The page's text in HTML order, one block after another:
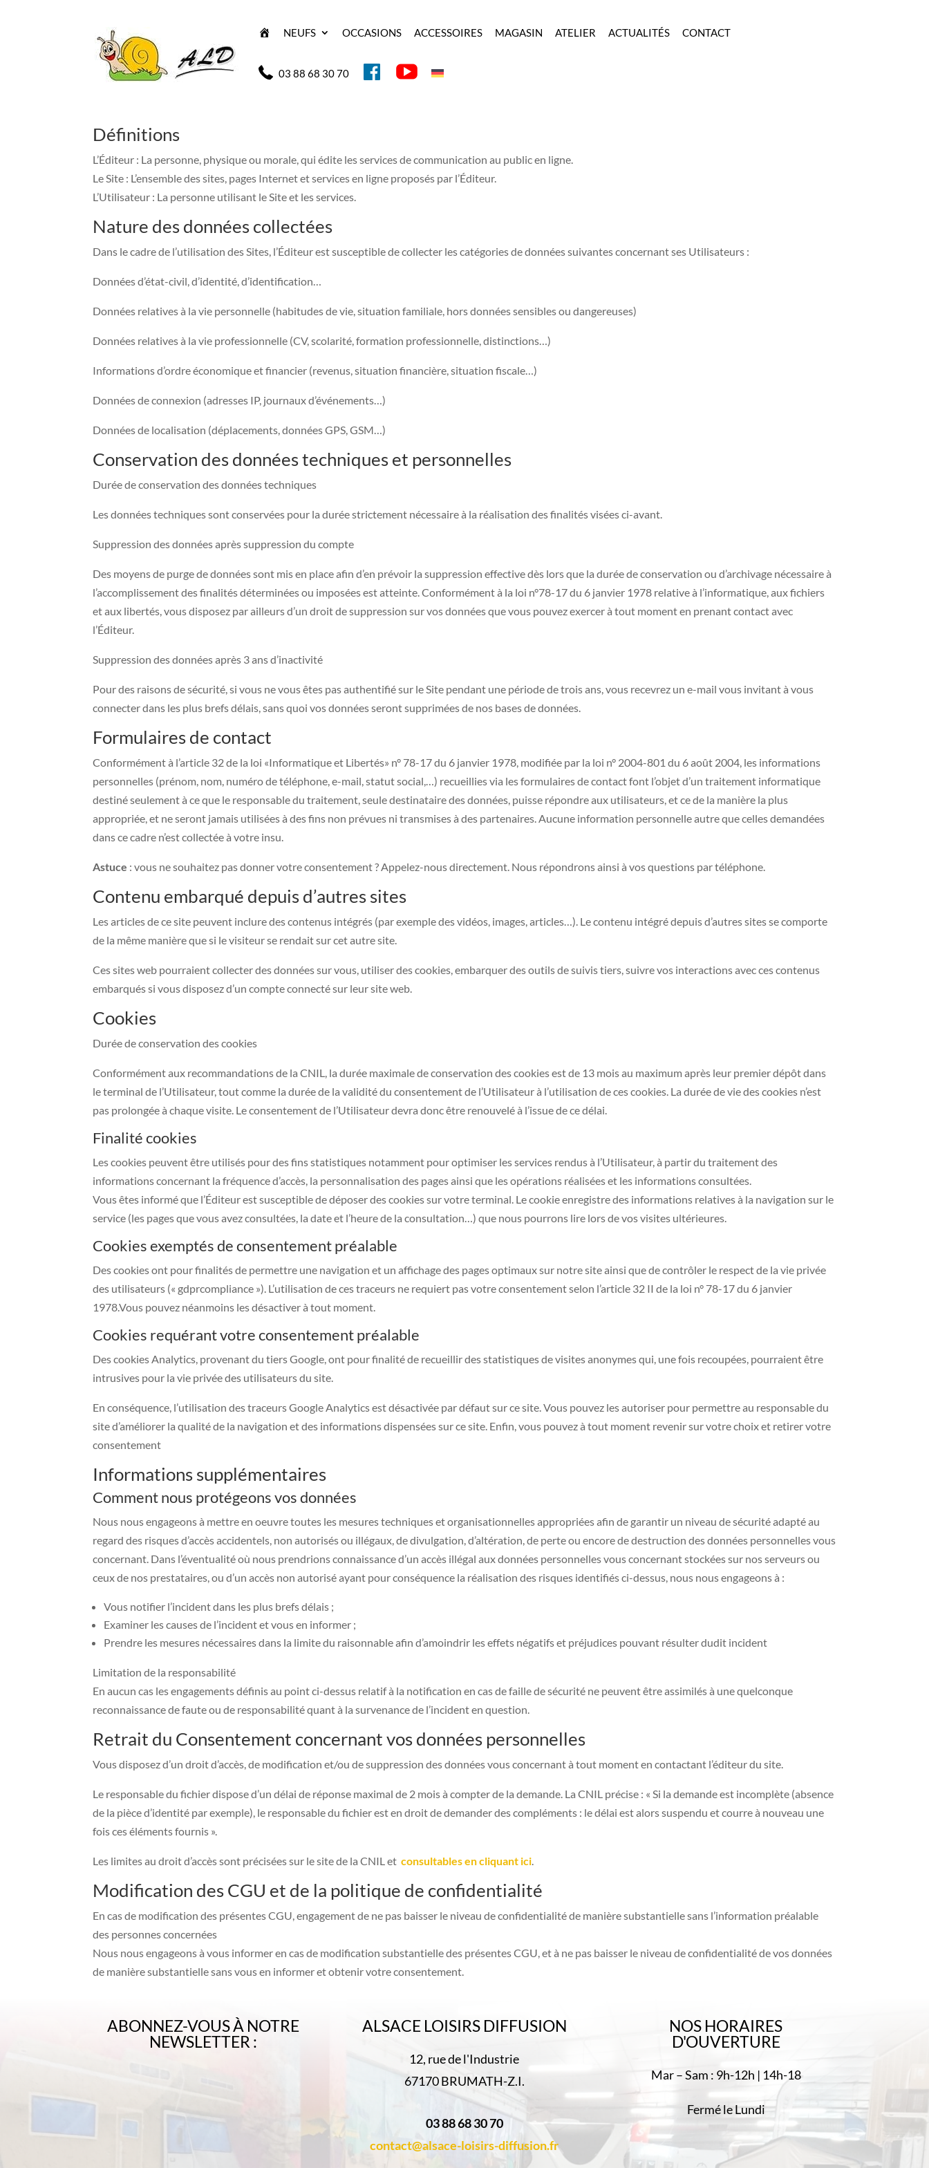
I
NEUFS OCCASIONS ACCESSOIRES MAGASIN ATELIER ACTUALITÉS CONTACT
03 88 68 30 70
Définitions
L’Éditeur : La personne, physique ou morale, qui édite les services de communication au public en ligne.
Le Site : L’ensemble des sites, pages Internet et services en ligne proposés par l’Éditeur.
L’Utilisateur : La personne utilisant le Site et les services.
Nature des données collectées
Dans le cadre de l’utilisation des Sites, l’Éditeur est susceptible de collecter les catégories de données suivantes concernant ses Utilisateurs :
Données d’état-civil, d’identité, d’identification…
Données relatives à la vie personnelle (habitudes de vie, situation familiale, hors données sensibles ou dangereuses)
Données relatives à la vie professionnelle (CV, scolarité, formation professionnelle, distinctions…)
Informations d’ordre économique et financier (revenus, situation financière, situation fiscale…)
Données de connexion (adresses IP, journaux d’événements…)
Données de localisation (déplacements, données GPS, GSM…)
Conservation des données techniques et personnelles
Durée de conservation des données techniques
Les données techniques sont conservées pour la durée strictement nécessaire à la réalisation des finalités visées ci-avant.
Suppression des données après suppression du compte
Des moyens de purge de données sont mis en place afin d’en prévoir la suppression effective dès lors que la durée de conservation ou d’archivage nécessaire à
l’accomplissement des finalités déterminées ou imposées est atteinte. Conformément à la loi n°78-17 du 6 janvier 1978 relative à l’informatique, aux fichiers
et aux libertés, vous disposez par ailleurs d’un droit de suppression sur vos données que vous pouvez exercer à tout moment en prenant contact avec
l’Éditeur.
Suppression des données après 3 ans d’inactivité
Pour des raisons de sécurité, si vous ne vous êtes pas authentifié sur le Site pendant une période de trois ans, vous recevrez un e-mail vous invitant à vous
connecter dans les plus brefs délais, sans quoi vos données seront supprimées de nos bases de données.
Formulaires de contact
Conformément à l’article 32 de la loi «Informatique et Libertés» n° 78-17 du 6 janvier 1978, modifiée par la loi n° 2004-801 du 6 août 2004, les informations
personnelles (prénom, nom, numéro de téléphone, e-mail, statut social,…) recueillies via les formulaires de contact font l’objet d’un traitement informatique
destiné seulement à ce que le responsable du traitement, seule destinataire des données, puisse répondre aux utilisateurs, et ce de la manière la plus
appropriée, et ne seront jamais utilisées à des fins non prévues ni transmises à des partenaires. Aucune information personnelle autre que celles demandées
dans ce cadre n’est collectée à votre insu.
Astuce : vous ne souhaitez pas donner votre consentement ? Appelez-nous directement. Nous répondrons ainsi à vos questions par téléphone.
Contenu embarqué depuis d’autres sites
Les articles de ce site peuvent inclure des contenus intégrés (par exemple des vidéos, images, articles…). Le contenu intégré depuis d’autres sites se comporte
de la même manière que si le visiteur se rendait sur cet autre site.
Ces sites web pourraient collecter des données sur vous, utiliser des cookies, embarquer des outils de suivis tiers, suivre vos interactions avec ces contenus
embarqués si vous disposez d’un compte connecté sur leur site web.
Cookies
Durée de conservation des cookies
Conformément aux recommandations de la CNIL, la durée maximale de conservation des cookies est de 13 mois au maximum après leur premier dépôt dans
le terminal de l’Utilisateur, tout comme la durée de la validité du consentement de l’Utilisateur à l’utilisation de ces cookies. La durée de vie des cookies n’est
pas prolongée à chaque visite. Le consentement de l’Utilisateur devra donc être renouvelé à l’issue de ce délai.
Finalité cookies
Les cookies peuvent être utilisés pour des fins statistiques notamment pour optimiser les services rendus à l’Utilisateur, à partir du traitement des
informations concernant la fréquence d’accès, la personnalisation des pages ainsi que les opérations réalisées et les informations consultées.
Vous êtes informé que l’Éditeur est susceptible de déposer des cookies sur votre terminal. Le cookie enregistre des informations relatives à la navigation sur le
service (les pages que vous avez consultées, la date et l’heure de la consultation…) que nous pourrons lire lors de vos visites ultérieures.
Cookies exemptés de consentement préalable
Des cookies ont pour finalités de permettre une navigation et un affichage des pages optimaux sur notre site ainsi que de contrôler le respect de la vie privée
des utilisateurs (« gdprcompliance »). L’utilisation de ces traceurs ne requiert pas votre consentement selon l’article 32 II de la loi n° 78-17 du 6 janvier
1978.Vous pouvez néanmoins les désactiver à tout moment.
Cookies requérant votre consentement préalable
Des cookies Analytics, provenant du tiers Google, ont pour finalité de recueillir des statistiques de visites anonymes qui, une fois recoupées, pourraient être
intrusives pour la vie privée des utilisateurs du site.
En conséquence, l’utilisation des traceurs Google Analytics est désactivée par défaut sur ce site. Vous pouvez les autoriser pour permettre au responsable du
site d’améliorer la qualité de la navigation et des informations dispensées sur ce site. Enfin, vous pouvez à tout moment revenir sur votre choix et retirer votre
consentement
Informations supplémentaires
Comment nous protégeons vos données
Nous nous engageons à mettre en oeuvre toutes les mesures techniques et organisationnelles appropriées afin de garantir un niveau de sécurité adapté au
regard des risques d’accès accidentels, non autorisés ou illégaux, de divulgation, d’altération, de perte ou encore de destruction des données personnelles vous
concernant. Dans l’éventualité où nous prendrions connaissance d’un accès illégal aux données personnelles vous concernant stockées sur nos serveurs ou
ceux de nos prestataires, ou d’un accès non autorisé ayant pour conséquence la réalisation des risques identifiés ci-dessus, nous nous engageons à :
Vous notifier l’incident dans les plus brefs délais ;
Examiner les causes de l’incident et vous en informer ;
Prendre les mesures nécessaires dans la limite du raisonnable afin d’amoindrir les effets négatifs et préjudices pouvant résulter dudit incident
Limitation de la responsabilité
En aucun cas les engagements définis au point ci-dessus relatif à la notification en cas de faille de sécurité ne peuvent être assimilés à une quelconque
reconnaissance de faute ou de responsabilité quant à la survenance de l’incident en question.
Retrait du Consentement concernant vos données personnelles
Vous disposez d’un droit d’accès, de modification et/ou de suppression des données vous concernant à tout moment en contactant l’éditeur du site.
Le responsable du fichier dispose d’un délai de réponse maximal de 2 mois à compter de la demande. La CNIL précise : « Si la demande est incomplète (absence
de la pièce d’identité par exemple), le responsable du fichier est en droit de demander des compléments : le délai est alors suspendu et courre à nouveau une
fois ces éléments fournis ».
Les limites au droit d’accès sont précisées sur le site de la CNIL etconsultables en cliquant ici.
Modification des CGU et de la politique de confidentialité
En cas de modification des présentes CGU, engagement de ne pas baisser le niveau de confidentialité de manière substantielle sans l’information préalable
des personnes concernées
Nous nous engageons à vous informer en cas de modification substantielle des présentes CGU, et à ne pas baisser le niveau de confidentialité de vos données
de manière substantielle sans vous en informer et obtenir votre consentement.
ABONNEZ-VOUS À NOTRE
NEWSLETTER :
ALSACE LOISIRS DIFFUSION
12, rue de l'Industrie
67170 BRUMATH-Z.I.
03 88 68 30 70
contact@alsace-loisirs-diffusion.fr
NOS HORAIRES
D'OUVERTURE
Mar – Sam : 9h-12h | 14h-18
Fermé le Lundi